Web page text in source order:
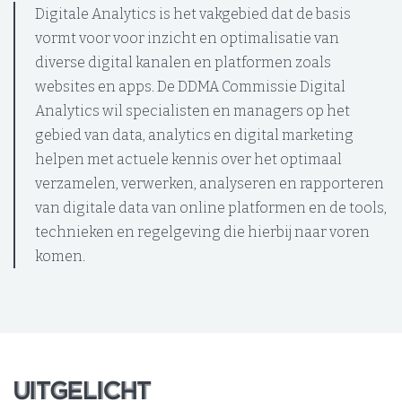
Digitale Analytics is het vakgebied dat de basis
vormt voor voor inzicht en optimalisatie van
diverse digital kanalen en platformen zoals
websites en apps. De DDMA Commissie Digital
Analytics wil specialisten en managers op het
gebied van data, analytics en digital marketing
helpen met actuele kennis over het optimaal
verzamelen, verwerken, analyseren en rapporteren
van digitale data van online platformen en de tools,
technieken en regelgeving die hierbij naar voren
komen.
UITGELICHT
UITGELICHT